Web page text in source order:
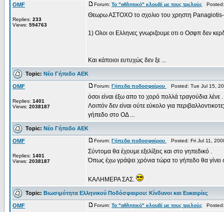
OMF
Replies: 233
Views: 594763
Forum: Το "αθλητικό" κλουβί με τους τρελούς
Θεωρω ΑΣΤΟΧΟ το σχολιο του χρηστη Panagiotis-
1) Ολοι οι Ελληνες γνωριζουμε οτι ο Οσφπ δεν
Και κάποιοι ευτυχώς δεν ξε ...
Topic: Νέο Γήπεδο ΑΕΚ
OMF
Replies: 1401
Views: 2038187
Forum: Γήπεδα ποδοσφαίρου Posted: Tue Jul 15,
όσοι είναι έξω απο το χορό πολλά τραγούδια λένε .
Λοιπόν δεν είναι ούτε εύκολο για
γήπεδο στο ΟΔ ...
Topic: Νέο Γήπεδο ΑΕΚ
OMF
Replies: 1401
Views: 2038187
Forum: Γήπεδα ποδοσφαίρου Posted: Fri Jul 11,
Σύντομα θα έχουμε εξελίξεις και στο γηπεδικό .
Όπως έχω γράψει χρόνια τώρα το γήπεδο θα γίνει
ΚΑΛΗΜΕΡΑ ΣΑΣ.
Topic: Βιωσιμότητα Ελληνικού Ποδόσφαιρου: Κίνδυνοι και Ευκαιρίες
OMF Forum: Το "αθλητικό" κλουβί με τους τρελούς